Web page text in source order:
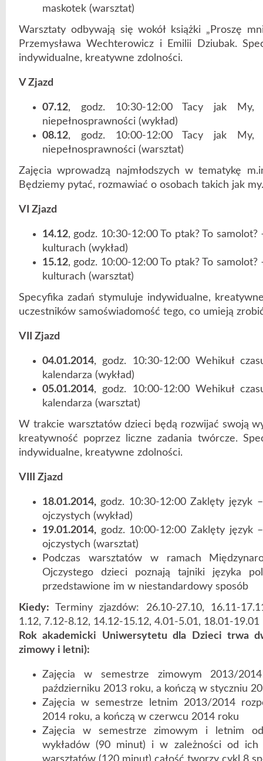
maskotek (warsztat)
Warsztaty odbywają się wokół książki „Proszę
Przemysława Wechterowicz i Emilii Dziubak.
indywidualne, kreatywne zdolności.
V Zjazd
07.12, godz. 10:30-12:00 Tacy jak My,
niepełnosprawności (wykład)
08.12, godz. 10:00-12:00 Tacy jak My,
niepełnosprawności (warsztat)
Zajęcia wprowadzą najmłodszych w tematykę
Będziemy pytać, rozmawiać o osobach takich jak my.
VI Zjazd
14.12, godz. 10:30-12:00 To ptak? To
kulturach (wykład)
15.12, godz. 10:00-12:00 To ptak? To
kulturach (warsztat)
Specyfika zadań stymuluje indywidualne,
uczestników samoświadomość tego, co umieją
VII Zjazd
04.01.2014, godz. 10:30-12:00 Wehikuł
kalendarza (wykład)
05.01.2014, godz. 10:00-12:00 Wehikuł
kalendarza (warsztat)
W trakcie warsztatów dzieci będą rozwijać swoją
kreatywność poprzez liczne zadania twórcze.
indywidualne, kreatywne zdolności.
VIII Zjazd
18.01.2014, godz. 10:30-12:00 Zaklęty język
ojczystych (wykład)
19.01.2014, godz. 10:00-12:00 Zaklęty język
ojczystych (warsztat)
Podczas warsztatów w ramach
Ojczystego dzieci poznają tajniki języka
przedstawione im w niestandardowy sposób
Kiedy: Terminy zjazdów: 26.10-27.10, 16.11-
1.12, 7.12-8.12, 14.12-15.12, 4.01-5.01, 18.01-19.01
Rok akademicki Uniwersytetu dla Dzieci trwa
zimowy i letni):
Zajęcia w semestrze zimowym 2013/
październiku 2013 roku, a kończą w styczniu
Zajęcia w semestrze letnim 2013/2014
2014 roku, a kończą w czerwcu 2014 roku
Zajęcia w semestrze zimowym i letnim
wykładów (90 minut) i w zależności od ich
warsztatów (120 minut) całość tworzy cykl 8